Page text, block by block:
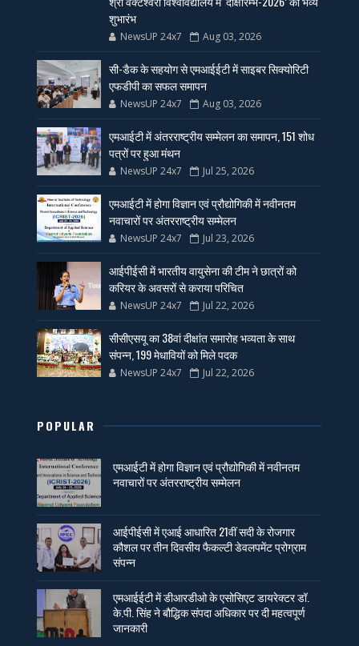
शुभारंभ
NewsUP 24x7 Aug 03, 2026
सी-डैक के सहयोग से एमआईईटी में साइबर सिक्योरिटी
एफडीपी का सफल समापन
NewsUP 24x7 Aug 03, 2026
एमआईटी में अंतरराष्ट्रीय सम्मेलन का समापन, 151 शोध
पत्रों पर हुआ मंथन
NewsUP 24x7 Jul 25, 2026
एमआईटी में होगा विज्ञान एवं प्रौद्योगिकी में नवीनतम
नवाचारों पर अंतरराष्ट्रीय सम्मेलन
NewsUP 24x7 Jul 23, 2026
आईपीईसी में भारतीय वायुसेना की टीम ने छात्रों को
करियर के अवसरों से कराया परिचित
NewsUP 24x7 Jul 22, 2026
सीसीएसयू का 38वां दीक्षांत समारोह भव्यता के साथ
संपन्न, 199 मेधावियों को मिले पदक
NewsUP 24x7 Jul 22, 2026
POPULAR
एमआईटी में होगा विज्ञान एवं प्रौद्योगिकी में नवीनतम
नवाचारों पर अंतरराष्ट्रीय सम्मेलन
आईपीईसी में एआई आधारित 21वीं सदी के रोजगार
कौशल पर तीन दिवसीय फैकल्टी डेवलपमेंट प्रोग्राम
संपन्न
एमआईईटी में डीआरडीओ के एसोसिएट डायरेक्टर डॉ.
के.पी. सिंह ने बौद्धिक संपदा अधिकार पर दी महत्वपूर्ण
जानकारी